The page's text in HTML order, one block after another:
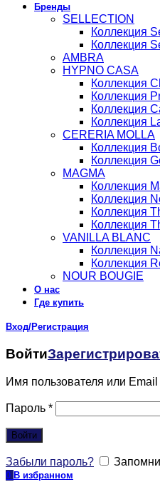
Бренды
SELLECTION
Коллекция
Коллекция
AMBRA
HYPNO CASA
Коллекция
Коллекция
Коллекция
Коллекция
CERERIA MOLLA
Коллекция
Коллекция
MAGMA
Коллекция
Коллекция
Коллекция
Коллекция
VANILLA BLANC
Коллекция
Коллекция
NOUR BOUGIE
О нас
Где купить
Вход/Регистрация
Войти
Имя пользователя или Email
Пароль *
Войти
Забыли пароль?
0 В избранном